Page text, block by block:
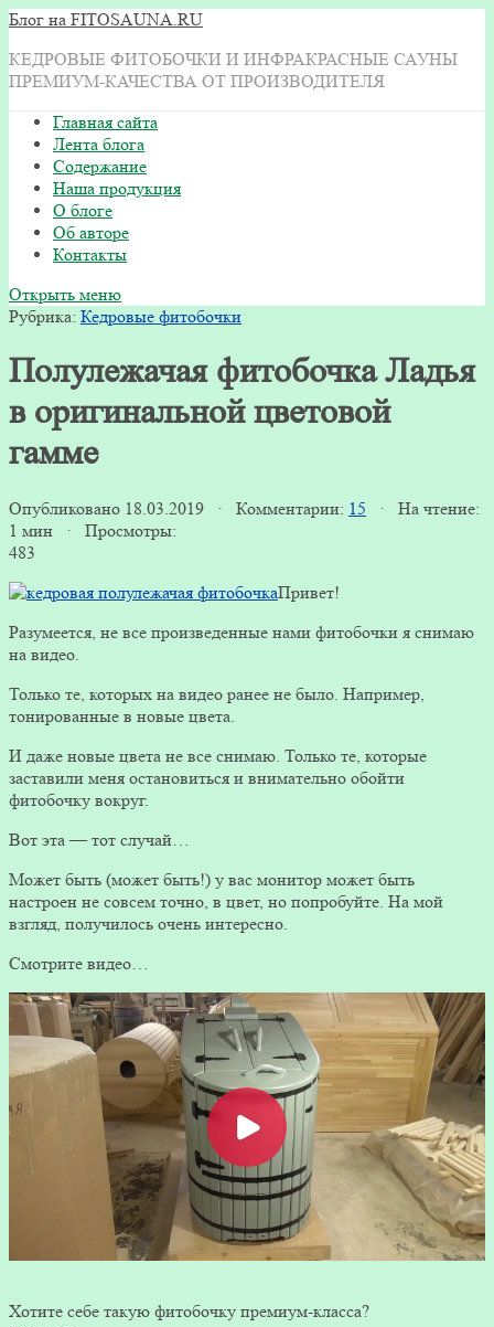
Блог на FITOSAUNA.RU
КЕДРОВЫЕ ФИТОБОЧКИ И ИНФРАКРАСНЫЕ САУНЫ
ПРЕМИУМ-КАЧЕСТВА ОТ ПРОИЗВОДИТЕЛЯ
Главная сайта
Лента блога
Содержание
Наша продукция
О блоге
Об авторе
Контакты
Открыть меню
Рубрика: Кедровые фитобочки
Полулежачая фитобочка Ладья
в оригинальной цветовой
гамме
Опубликовано 18.03.2019 · Комментарии: 15 · На чтение:
1 мин · Просмотры:
483
Привет!
Разумеется, не все произведенные нами фитобочки я снимаю
на видео.
Только те, которых на видео ранее не было. Например,
тонированные в новые цвета.
И даже новые цвета не все снимаю. Только те, которые
заставили меня остановиться и внимательно обойти
фитобочку вокруг.
Вот эта — тот случай…
Может быть (может быть!) у вас монитор может быть
настроен не совсем точно, в цвет, но попробуйте. На мой
взгляд, получилось очень интересно.
Смотрите видео…
Хотите себе такую фитобочку премиум-класса?